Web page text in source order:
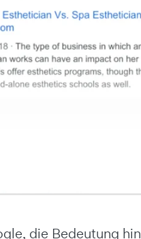
die Bedeutung